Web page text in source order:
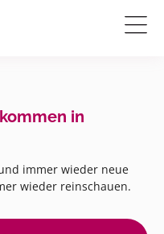
in
immer wieder neue
wieder reinschauen.